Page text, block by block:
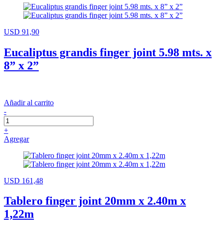
USD 91,90
Eucaliptus grandis finger joint 5.98 mts. x
8” x 2”
Añadir al carrito
-
+
Agregar
USD 161,48
Tablero finger joint 20mm x 2.40m x
1,22m